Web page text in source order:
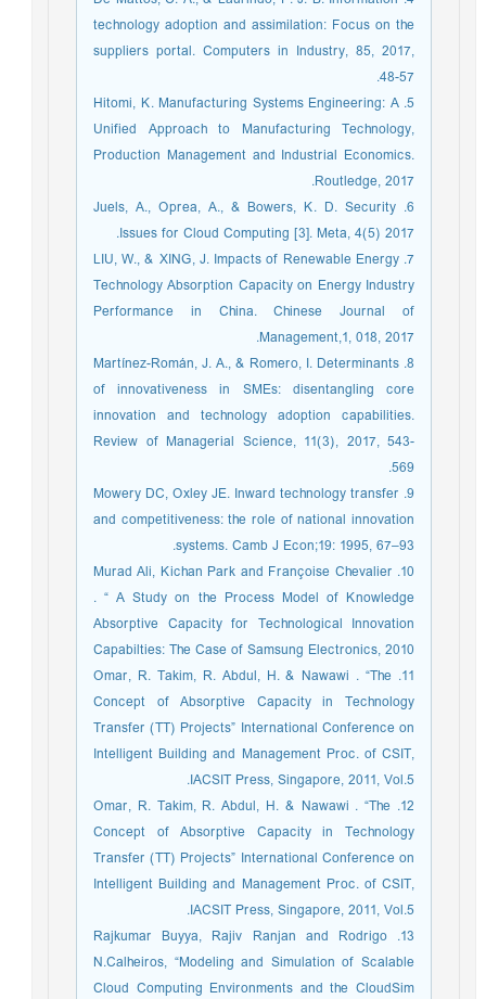
technology adoption and assimilation: Focus on the
suppliers portal. Computers in Industry, 85, 2017,
48-57.
5. Hitomi, K. Manufacturing Systems Engineering: A
Unified Approach to Manufacturing Technology,
Production Management and Industrial Economics.
Routledge, 2017.
6. Juels, A., Oprea, A., & Bowers, K. D. Security
Issues for Cloud Computing [3]. Meta, 4(5) 2017.
7. LIU, W., & XING, J. Impacts of Renewable Energy
Technology Absorption Capacity on Energy Industry
Performance in China. Chinese Journal of
Management,1, 018, 2017.
8. Martínez-Román, J. A., & Romero, I. Determinants
of innovativeness in SMEs: disentangling core
innovation and technology adoption capabilities.
Review of Managerial Science, 11(3), 2017, 543-
569.
9. Mowery DC, Oxley JE. Inward technology transfer
and competitiveness: the role of national innovation
systems. Camb J Econ;19: 1995, 67–93.
10. Murad Ali, Kichan Park and Françoise Chevalier
. “ A Study on the Process Model of Knowledge
Absorptive Capacity for Technological Innovation
Capabilties: The Case of Samsung Electronics, 2010
11. Omar, R. Takim, R. Abdul, H. & Nawawi . “The
Concept of Absorptive Capacity in Technology
Transfer (TT) Projects” International Conference on
Intelligent Building and Management Proc. of CSIT,
IACSIT Press, Singapore, 2011, Vol.5.
12. Omar, R. Takim, R. Abdul, H. & Nawawi . “The
Concept of Absorptive Capacity in Technology
Transfer (TT) Projects” International Conference on
Intelligent Building and Management Proc. of CSIT,
IACSIT Press, Singapore, 2011, Vol.5.
13. Rajkumar Buyya, Rajiv Ranjan and Rodrigo
N.Calheiros, “Modeling and Simulation of Scalable
Cloud Computing Environments and the CloudSim